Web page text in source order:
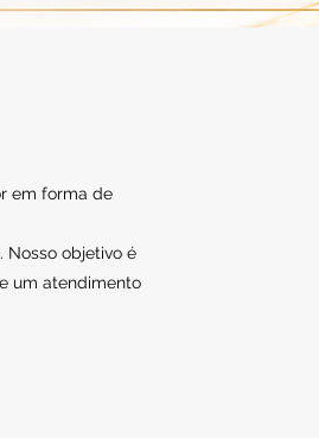
em forma de
Nosso objetivo é
um atendimento